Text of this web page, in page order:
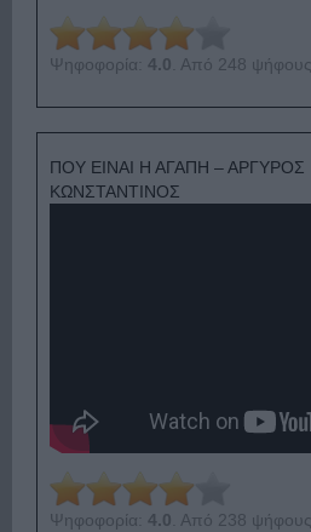
Ψηφοφορία: 4.0 . Από 248 ψήφους.
ΠΟΥ ΕΙΝΑΙ Η ΑΓΑΠΗ – ΑΡΓΥΡΟΣ
ΚΩΝΣΤΑΝΤΙΝΟΣ
Ψηφοφορία: 4.0 . Από 238 ψήφους.